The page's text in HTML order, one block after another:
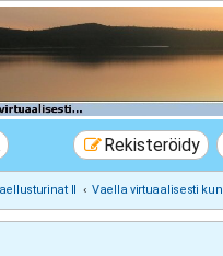
-
II
Rekisteröidy
II Vaella virtuaalisesti